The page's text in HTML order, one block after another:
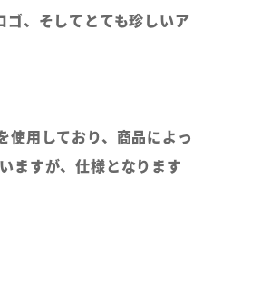
、そしてとても珍しいア
使用しており、商品によっ
ますが、仕様となります